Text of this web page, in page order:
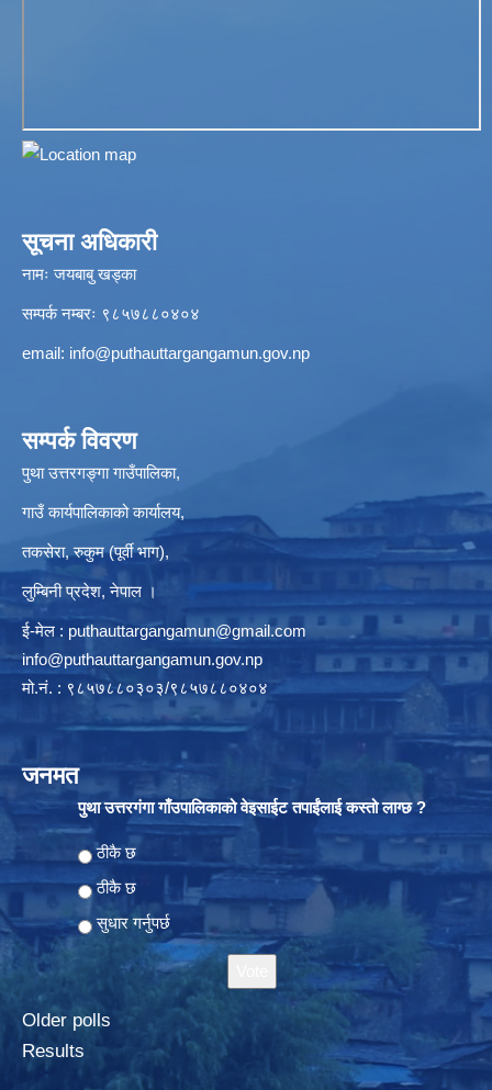
सूचना अधिकारी
नामः जयबाबु खड्का
सम्पर्क नम्बरः ९८५७८८०४०४
email: info@puthauttargangamun.gov.np
सम्पर्क विवरण
पुथा उत्तरगङ्गा गाउँपालिका,
गाउँ कार्यपालिकाको कार्यालय,
तकसेरा, रुकुम (पूर्वी भाग),
लुम्बिनी प्रदेश, नेपाल ।
ई-मेल : puthauttargangamun@gmail.com
info@puthauttargangamun.gov.np
मो.नं. : ९८५७८८०३०३/९८५७८८०४०४
जनमत
पुथा उत्तरगंगा गाँउपालिकाको वेइसाईट तपाईंलाई कस्तो लाग्छ ?
Choices
ठीकै छ
ठीकै छ
सुधार गर्नुपर्छ
Older polls
Results